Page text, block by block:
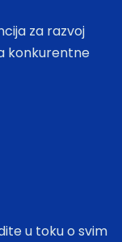
za razvoj
konkurentne
u toku o svim